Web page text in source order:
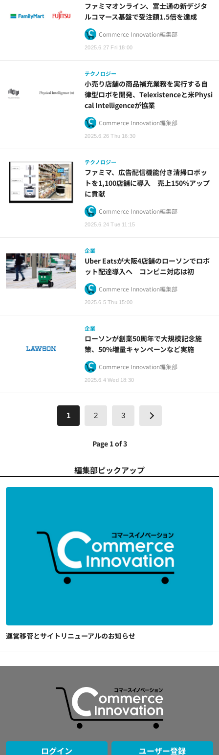
2025.6.27 Fri 18:00
ファミマオンライン、富士通の新デジタ
ルコマース基盤で受注額1.5倍を達成
Commerce Innovation編集部
テクノロジー
2025.6.26 Thu 16:30
小売り店舗の商品補充業務を実行する自
律型ロボを開発、Telexistenceと米Physi
cal Intelligenceが協業
Commerce Innovation編集部
テクノロジー
2025.6.24 Tue 11:15
ファミマ、広告配信機能付き清掃ロボッ
トを1,100店舗に導入 売上150%アップ
に貢献
Commerce Innovation編集部
企業
2025.6.5 Thu 15:00
Uber Eatsが大阪4店舗のローソンでロボ
ット配達導入へ コンビニ対応は初
Commerce Innovation編集部
企業
2025.6.4 Wed 18:30
ローソンが創業50周年で大規模記念施
策、50%増量キャンペーンなど実施
Commerce Innovation編集部
1 2 3
Page 1 of 3
編集部ピックアップ
運営移管とサイトリニューアルのお知らせ
ログイン ユーザー登録